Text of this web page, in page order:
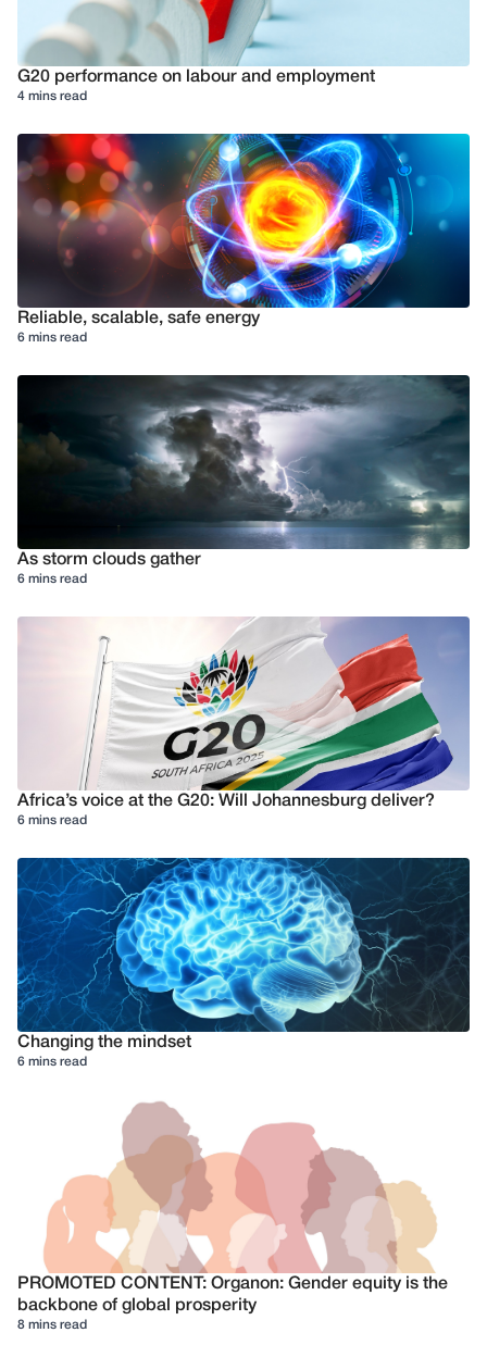
G20 performance on labour and employment
4 mins read
Reliable, scalable, safe energy
6 mins read
As storm clouds gather
6 mins read
Africa’s voice at the G20: Will Johannesburg deliver?
6 mins read
Changing the mindset
6 mins read
PROMOTED CONTENT: Organon: Gender equity is the
backbone of global prosperity
8 mins read